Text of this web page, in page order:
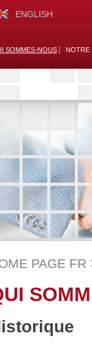
ENGLISH
SOMMES-NOUS NOTRE
PAGE